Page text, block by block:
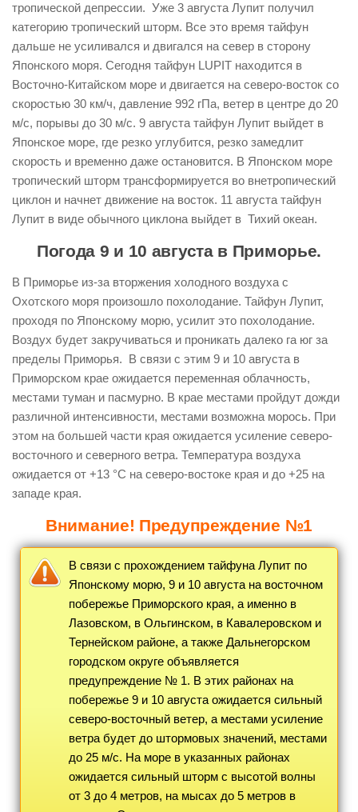
тропической депрессии. Уже 3 августа Лупит получил
категорию тропический шторм. Все это время тайфун
дальше не усиливался и двигался на север в сторону
Японского моря. Сегодня тайфун LUPIT находится в
Восточно-Китайском море и двигается на северо-восток со
скоростью 30 км/ч, давление 992 гПа, ветер в центре до 20
м/с, порывы до 30 м/с. 9 августа тайфун Лупит выйдет в
Японское море, где резко углубится, резко замедлит
скорость и временно даже остановится. В Японском море
тропический шторм трансформируется во внетропический
циклон и начнет движение на восток. 11 августа тайфун
Лупит в виде обычного циклона выйдет в Тихий океан.
Погода 9 и 10 августа в Приморье.
В Приморье из-за вторжения холодного воздуха с
Охотского моря произошло похолодание. Тайфун Лупит,
проходя по Японскому морю, усилит это похолодание.
Воздух будет закручиваться и проникать далеко га юг за
пределы Приморья. В связи с этим 9 и 10 августа в
Приморском крае ожидается переменная облачность,
местами туман и пасмурно. В крае местами пройдут дожди
различной интенсивности, местами возможна морось. При
этом на большей части края ожидается усиление северо-
восточного и северного ветра. Температура воздуха
ожидается от +13 °С на северо-востоке края и до +25 на
западе края.
Внимание! Предупреждение №1
В связи с прохождением тайфуна Лупит по
Японскому морю, 9 и 10 августа на восточном
побережье Приморского края, а именно в
Лазовском, в Ольгинском, в Кавалеровском и
Тернейском районе, а также Дальнегорском
городском округе объявляется
предупреждение № 1. В этих районах на
побережье 9 и 10 августа ожидается сильный
северо-восточный ветер, а местами усиление
ветра будет до штормовых значений, местами
до 25 м/с. На море в указанных районах
ожидается сильный шторм с высотой волны
от 3 до 4 метров, на мысах до 5 метров в